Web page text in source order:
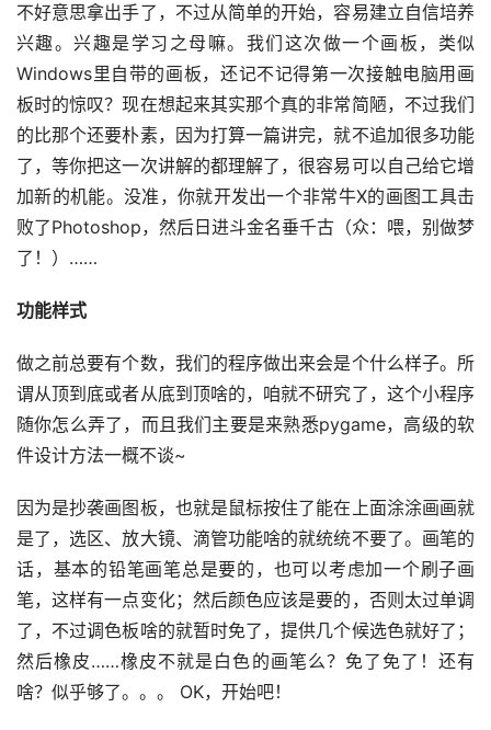
不好意思拿出手了，不过从简单的开始，容易建立自信培养
兴趣。兴趣是学习之母嘛。我们这次做一个画板，类似
Windows里自带的画板，还记不记得第一次接触电脑用画
板时的惊叹？现在想起来其实那个真的非常简陋，不过我们
的比那个还要朴素，因为打算一篇讲完，就不追加很多功能
了，等你把这一次讲解的都理解了，很容易可以自己给它增
加新的机能。没准，你就开发出一个非常牛X的画图工具击
败了Photoshop，然后日进斗金名垂千古（众：喂，别做梦
了！）……
功能样式
做之前总要有个数，我们的程序做出来会是个什么样子。所
谓从顶到底或者从底到顶啥的，咱就不研究了，这个小程序
随你怎么弄了，而且我们主要是来熟悉pygame，高级的软
件设计方法一概不谈~
因为是抄袭画图板，也就是鼠标按住了能在上面涂涂画画就
是了，选区、放大镜、滴管功能啥的就统统不要了。画笔的
话，基本的铅笔画笔总是要的，也可以考虑加一个刷子画
笔，这样有一点变化；然后颜色应该是要的，否则太过单调
了，不过调色板啥的就暂时免了，提供几个候选色就好了；
然后橡皮……橡皮不就是白色的画笔么？免了免了！还有
啥？似乎够了。。。 OK，开始吧！